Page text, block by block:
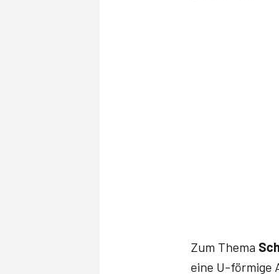
Zum Thema
eine U-förmige